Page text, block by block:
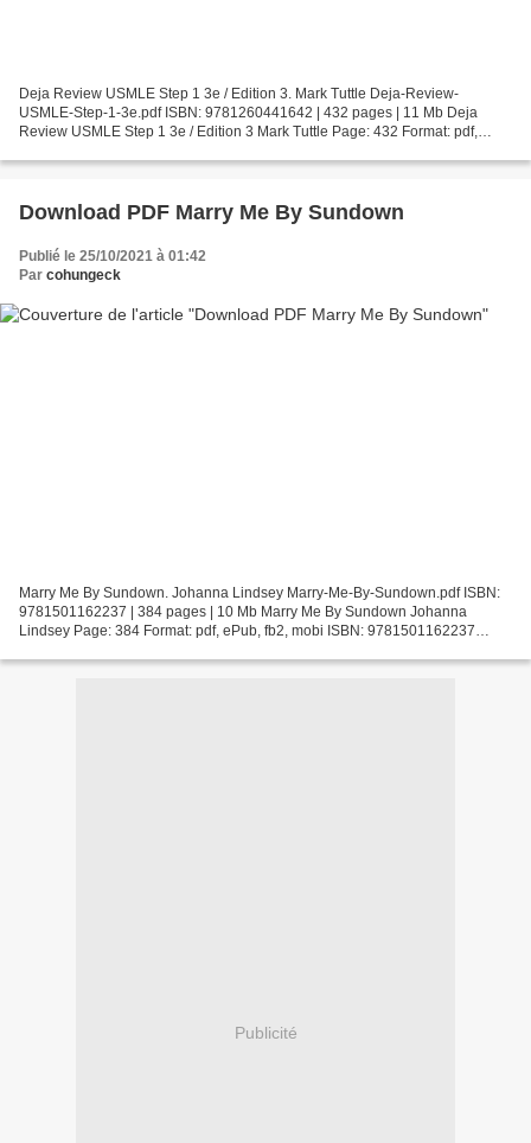
Deja Review USMLE Step 1 3e / Edition 3. Mark Tuttle Deja-Review-
USMLE-Step-1-3e.pdf ISBN: 9781260441642 | 432 pages | 11 Mb Deja
Review USMLE Step 1 3e / Edition 3 Mark Tuttle Page: 432 Format: pdf,
Download PDF Marry Me By Sundown
Publié le 25/10/2021 à 01:42
Par cohungeck
Marry Me By Sundown. Johanna Lindsey Marry-Me-By-Sundown.pdf ISBN:
9781501162237 | 384 pages | 10 Mb Marry Me By Sundown Johanna
Lindsey Page: 384 Format: pdf, ePub, fb2, mobi ISBN: 9781501162237
Publicité